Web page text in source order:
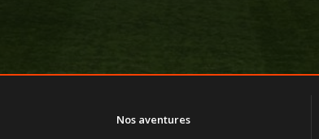
Nos aventures